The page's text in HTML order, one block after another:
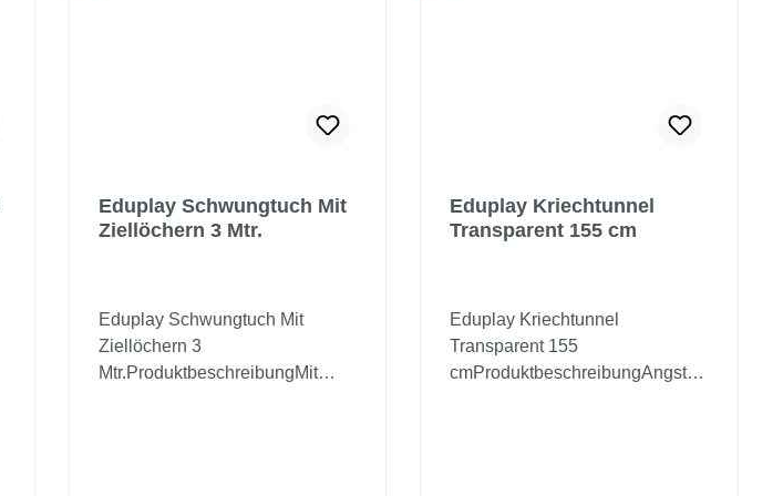
Eduplay Schwungtuch Mit
Ziellöchern 3 Mtr.
Eduplay Schwungtuch Mit
Ziellöchern 3
Mtr.ProduktbeschreibungMit
Eduplay Kriechtunnel
Transparent 155 cm
Eduplay Kriechtunnel
Transparent 155
cmProduktbeschreibungAngstfre